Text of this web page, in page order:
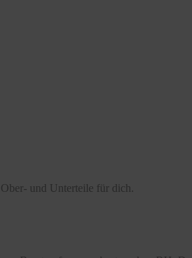
und Unterteile für dich.